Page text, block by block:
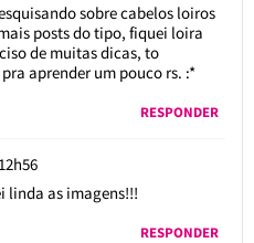
sobre cabelos loiros
posts do tipo, fiquei loira
de muitas dicas, to
aprender um pouco rs. :*
RESPONDER
linda as imagens!!!
RESPONDER